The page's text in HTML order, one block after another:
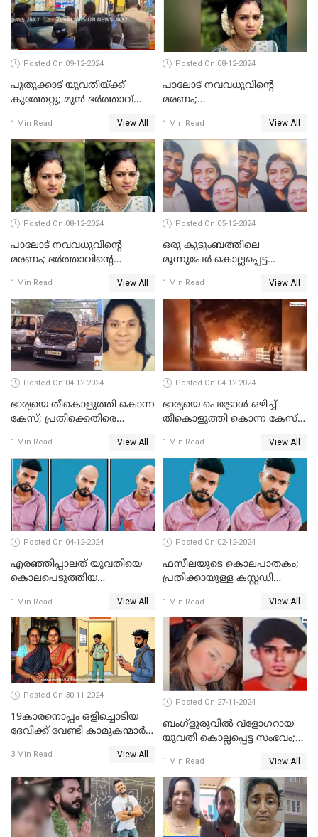
Posted On 09-12-2024
പുതുക്കാട് യുവതിയ്ക്ക്
കുത്തേറ്റു; മുൻ ഭർത്താവ്
1 Min Read View All
Posted On 08-12-2024
പാലോട് നവവധുവിന്റെ
മരണം;
സ്ഥിരീകരിച്ച് പൊലീസ്
1 Min Read View All
Posted On 08-12-2024
പാലോട് നവവധുവിന്റെ
മരണം; ഭര്‍ത്താവിന്റെ
1 Min Read View All
Posted On 05-12-2024
ഒരു കുടുംബത്തിലെ
മൂന്നുപേര്‍ കൊല്ലപ്പെട്ട
1 Min Read View All
Posted On 04-12-2024
ഭാര്യയെ തീകൊളുത്തി കൊന്ന
കേസ്; പ്രതിക്കെതിരെ
വധശ്രമ കുറ്റവും ചുമത്തി
1 Min Read View All
Posted On 04-12-2024
ഭാര്യയെ പെട്രോള്‍ ഒഴിച്ച്
തീകൊളുത്തി കൊന്ന കേസ്‌;
രേഖപ്പെടുത്തി
1 Min Read View All
Posted On 04-12-2024
എരഞ്ഞിപ്പാലത് യുവതിയെ
കൊലപെടുത്തിയ
കസ്റ്റഡി അപേക്ഷ ഇന്ന്
1 Min Read View All
Posted On 02-12-2024
ഫസീലയുടെ കൊലപാതകം;
പ്രതിക്കായുള്ള കസ്റ്റഡി
1 Min Read View All
Posted On 30-11-2024
19കാരനൊപ്പം ഒളിച്ചൊടിയ
ദേവിക്ക് വേണ്ടി കാമുകന്മാർ
സംഭവിച്ചത്
3 Min Read View All
Posted On 27-11-2024
ബംഗ്‌ളുരുവില്‍ വ്‌ളോഗറായ
യുവതി കൊല്ലപ്പെട്ട സംഭവം;
ഊര്‍ജിതമാക്കി
1 Min Read View All